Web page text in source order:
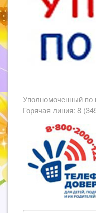
Уполномоченный
Горячая линия: 8